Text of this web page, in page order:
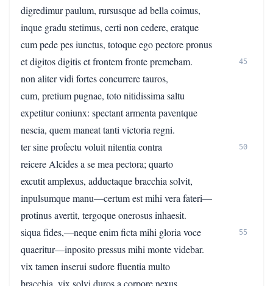
digredimur paulum, rursusque ad bella coimus,
inque gradu stetimus, certi non cedere, eratque
cum pede pes iunctus, totoque ego pectore pronus
et digitos digitis et frontem fronte premebam.
45
non aliter vidi fortes concurrere tauros,
cum, pretium pugnae, toto nitidissima saltu
expetitur coniunx: spectant armenta paventque
nescia, quem maneat tanti victoria regni.
ter sine profectu voluit nitentia contra
50
reicere Alcides a se mea pectora; quarto
excutit amplexus, adductaque bracchia solvit,
inpulsumque manu—certum est mihi vera fateri—
protinus avertit, tergoque onerosus inhaesit.
siqua fides,—neque enim ficta mihi gloria voce
55
quaeritur—inposito pressus mihi monte videbar.
vix tamen inserui sudore fluentia multo
bracchia, vix solvi duros a corpore nexus.